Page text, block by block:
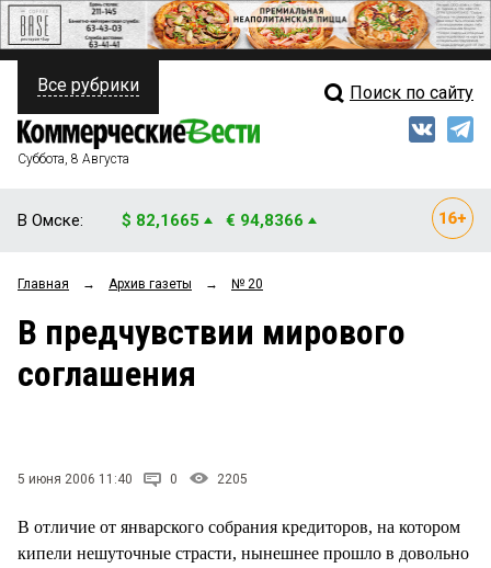
ПОЛИТИКА
ФИНАНСЫ
ОБЩЕСТВО
ЗАКОН
Свежий выпуск
Рейтинги
Все рубрики Поиск по сайту
Суббота, 8 Августа
В Омске: $ 82,1665 € 94,8366
Главная → Архив газеты → № 20
В предчувствии мирового
соглашения
5 июня 2006 11:40 0 2205
В отличие от январского собрания кредиторов, на котором
кипели нешуточные страсти, нынешнее прошло в довольно